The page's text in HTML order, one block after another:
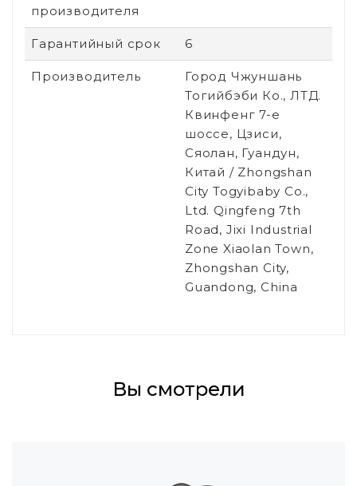
производителя
Гарантийный срок 6
Производитель
Город Чжуншань
Тогийбэби Ко., ЛТД.
Квинфенг 7-е
шоссе, Цзиси,
Сяолан, Гуандун,
Китай / Zhongshan
City Togyibaby Co.,
Ltd. Qingfeng 7th
Road, Jixi Industrial
Zone Xiaolan Town,
Zhongshan City,
Guandong, China
Вы смотрели